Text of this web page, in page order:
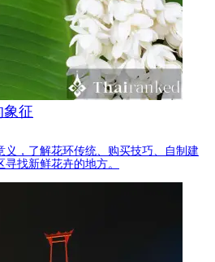
象征
义，了解花环传统、购买技巧、自制建
找新鲜花卉的地方。